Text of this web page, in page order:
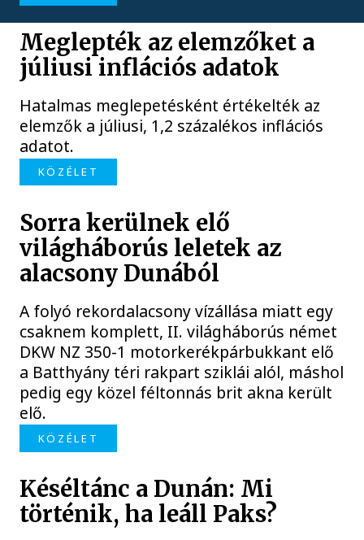
Meglepték az elemzőket a
júliusi inflációs adatok
Hatalmas meglepetésként értékelték az
elemzők a júliusi, 1,2 százalékos inflációs
adatot.
KÖZÉLET
Sorra kerülnek elő
világháborús leletek az
alacsony Dunából
A folyó rekordalacsony vízállása miatt egy
csaknem komplett, II. világháborús német
DKW NZ 350-1 motorkerékpárbukkant elő
a Batthyány téri rakpart sziklái alól, máshol
pedig egy közel féltonnás brit akna került
elő.
KÖZÉLET
Késéltánc a Dunán: Mi
történik, ha leáll Paks?